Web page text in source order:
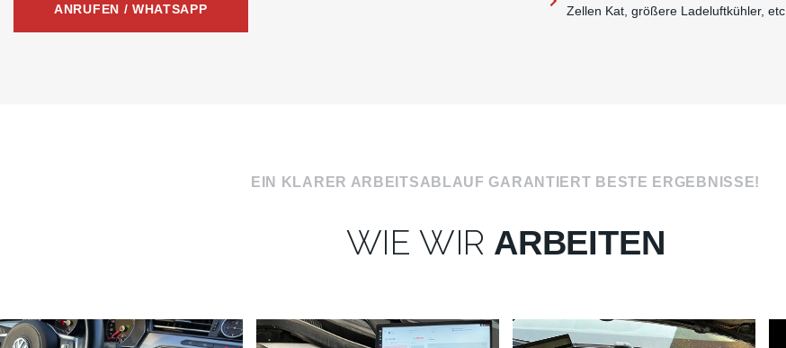
ANRUFEN / WHATSAPP
Zellen Kat, größere Ladeluftkühler, etc.
EIN KLARER ARBEITSABLAUF GARANTIERT BESTE ERGEBNISSE!
WIE WIR ARBEITEN